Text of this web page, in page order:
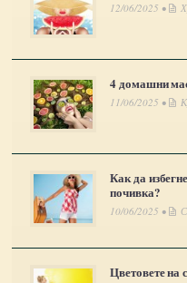
12/06/2025 •
4 домашни
11/06/2025 •
Как да
почивка?
10/06/2025 •
Цветовете на